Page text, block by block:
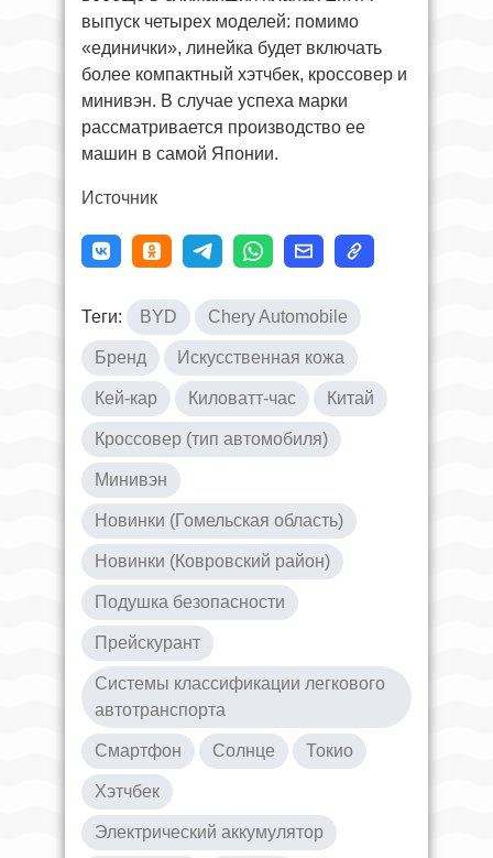
выпуск четырех моделей: помимо
«единички», линейка будет включать
более компактный хэтчбек, кроссовер и
минивэн. В случае успеха марки
рассматривается производство ее
машин в самой Японии.
Источник
Теги: BYD Chery Automobile
Бренд Искусственная кожа
Кей-кар Киловатт-час Китай
Кроссовер (тип автомобиля)
Минивэн
Новинки (Гомельская область)
Новинки (Ковровский район)
Подушка безопасности
Прейскурант
Системы классификации легкового
автотранспорта
Смартфон Солнце Токио
Хэтчбек
Электрический аккумулятор